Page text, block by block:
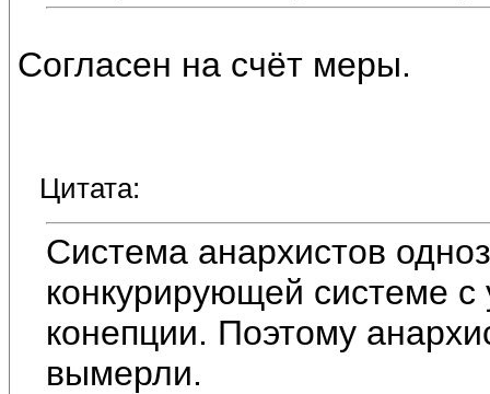
Согласен на счёт меры.
Цитата:
Система анархистов
конкурирующей системе
конепции. Поэтому
вымерли.